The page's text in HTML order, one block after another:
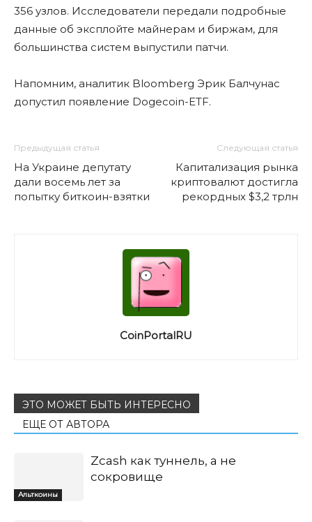
356 узлов. Исследователи передали подробные
данные об эксплойте майнерам и биржам, для
большинства систем выпустили патчи.
Напомним, аналитик Bloomberg Эрик Балчунас
допустил появление Dogecoin-ETF.
Предыдущая статья
На Украине депутату
дали восемь лет за
попытку биткоин-взятки
Следующая статья
Капитализация рынка
криптовалют достигла
рекордных $3,2 трлн
CoinPortalRU
ЭТО МОЖЕТ БЫТЬ ИНТЕРЕСНО
ЕЩЕ ОТ АВТОРА
Альткоины
Zcash как туннель, а не
сокровище